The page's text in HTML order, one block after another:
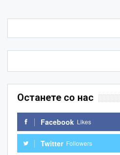
Останете со нас
Facebook Likes
Twitter Followers